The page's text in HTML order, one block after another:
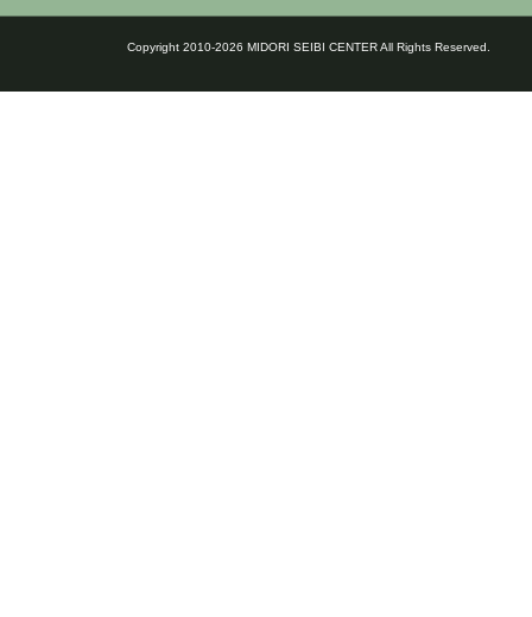
Copyright 2010-2026 MIDORI SEIBI CENTER All Rights Reserved.